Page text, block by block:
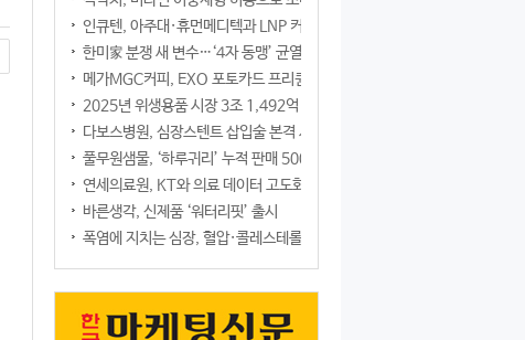
인큐텐, 아주대·휴먼메디텍과 LNP 커큐민 공동연구
한미家 분쟁 새 변수…‘4자 동맹’ 균열 현실화
메가MGC커피, EXO 포토카드 프리퀀시 이벤트
2025년 위생용품 시장 3조 1,492억 원
다보스병원, 심장스텐트 삽입술 본격 시행
풀무원샘물, ‘하루귀리’ 누적 판매 500만 병 돌파
연세의료원, KT와 의료 데이터 고도화 협력
바른생각, 신제품 ‘워터리핏’ 출시
폭염에 지치는 심장, 혈압·콜레스테롤만 챙기면 될까?